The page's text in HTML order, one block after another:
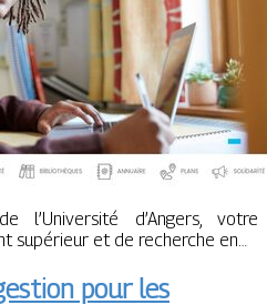
l’Université d’Angers, votre
supérieur et de recherche en…
pour les